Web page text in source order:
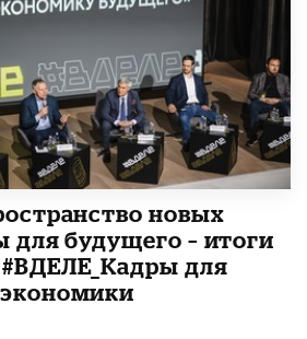
новых
для будущего – итоги
для